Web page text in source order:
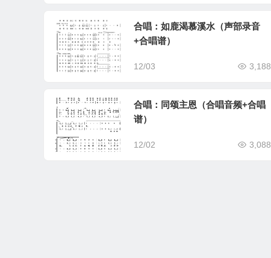
合唱：如鹿渴慕溪水（声部录音
+合唱谱）
12/03 3,188
合唱：同颂主恩（合唱音频+合唱
谱）
12/02 3,088